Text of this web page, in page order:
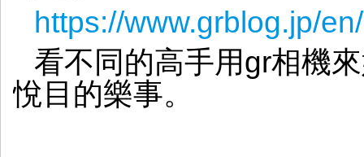
https://www.grblog.jp/
看不同的高手用gr相機
悅目的樂事。